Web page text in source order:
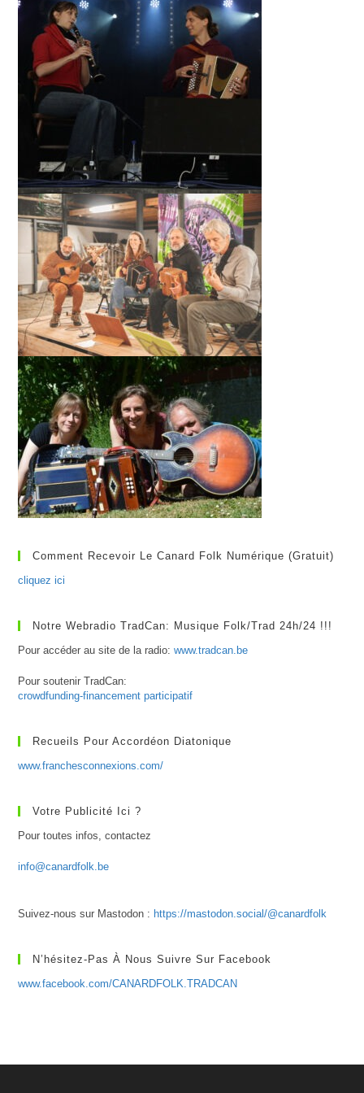
Comment Recevoir Le Canard Folk Numérique (gratuit)
cliquez ici
Notre Webradio TradCan: Musique Folk/Trad 24h/24 !!!
Pour accéder au site de la radio:www.tradcan.be
Pour soutenir TradCan:
crowdfunding-financement participatif
Recueils Pour Accordéon Diatonique
www.franchesconnexions.com/
Votre Publicité Ici ?
Pour toutes infos, contactez
info@canardfolk.be
Suivez-nous sur Mastodon : https://mastodon.social/@canardfolk
N’hésitez-Pas À Nous Suivre Sur Facebook
www.facebook.com/CANARDFOLK.TRADCAN